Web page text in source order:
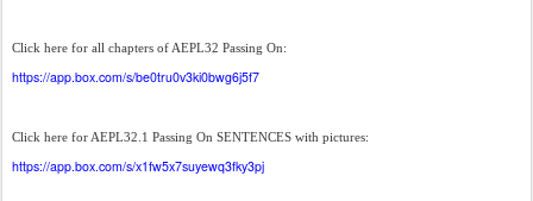
Click here for all chapters of AEPL32 Passing On:
https://app.box.com/s/be0tru0v3ki0bwg6j5f7
Click here for AEPL32.1 Passing On SENTENCES with pictures:
https://app.box.com/s/x1fw5x7suyewq3fky3pj